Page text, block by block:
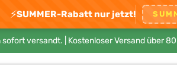
⚡SUMMER-Rabatt nur jetzt!
versandt. | Kostenloser Versand über 80